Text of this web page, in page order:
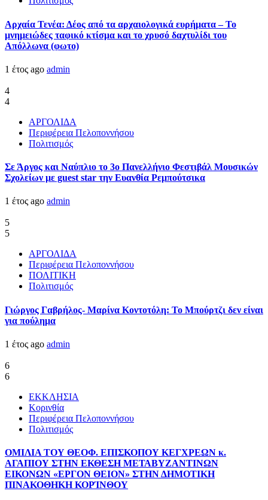
Αρχαία Τενέα: Δέος από τα αρχαιολογικά ευρήματα – Το
μνημειώδες ταφικό κτίσμα και το χρυσό δαχτυλίδι του
Απόλλωνα (φωτο)
1 έτος ago admin
4
4
ΑΡΓΟΛΙΔΑ
Περιφέρεια Πελοποννήσου
Πολιτισμός
Σε Άργος και Ναύπλιο το 3ο Πανελλήνιο Φεστιβάλ Μουσικών
Σχολείων με guest star την Ευανθία Ρεμπούτσικα
1 έτος ago admin
5
5
ΑΡΓΟΛΙΔΑ
Περιφέρεια Πελοποννήσου
ΠΟΛΙΤΙΚΗ
Πολιτισμός
Γιώργος Γαβρήλος- Μαρίνα Κοντοτόλη: Το Μπούρτζι δεν είναι
για πούλημα
1 έτος ago admin
6
6
ΕΚΚΛΗΣΙΑ
Κορινθία
Περιφέρεια Πελοποννήσου
Πολιτισμός
ΟΜΙΛΙΑ ΤΟΥ ΘΕΟΦ. ΕΠΙΣΚΟΠΟΥ ΚΕΓΧΡΕΩΝ κ.
ΑΓΑΠΙΟΥ ΣΤΗΝ ΕΚΘΕΣΗ ΜΕΤΑΒΥΖΑΝΤΙΝΩΝ
ΕΙΚΟΝΩΝ «ΕΡΓΟΝ ΘΕΙΟΝ» ΣΤΗΝ ΔΗΜΟΤΙΚΗ
ΠΙΝΑΚΟΘΗΚΗ ΚΟΡΊΝΘΟΥ